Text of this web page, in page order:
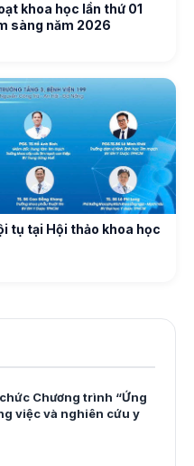
khoa học lần thứ 01
sàng năm 2026
tụ tại Hội thảo khoa học
Chương trình “Ứng
việc và nghiên cứu y